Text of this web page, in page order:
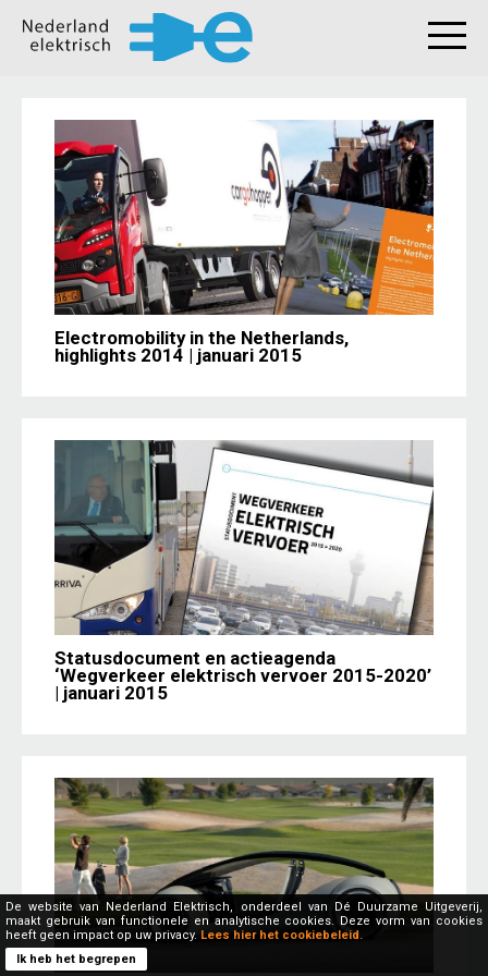
Electromobility in the Netherlands,
highlights 2014 | januari 2015
Statusdocument en actieagenda
‘Wegverkeer elektrisch vervoer 2015-2020’
| januari 2015
De website van Nederland Elektrisch, onderdeel van Dé Duurzame Uitgeverij,
maakt gebruik van functionele en analytische cookies. Deze vorm van cookies
heeft geen impact op uw privacy. Lees hier het cookiebeleid.
Ik heb het begrepen